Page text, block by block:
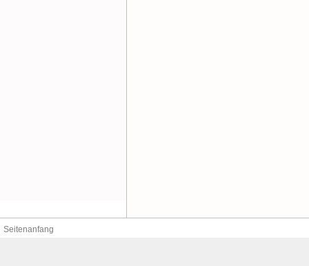
Seitenanfang